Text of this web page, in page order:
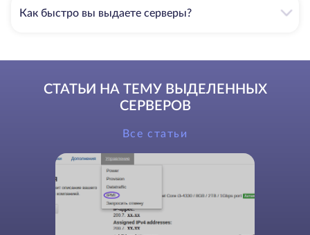
Как быстро вы выдаете серверы?
СТАТЬИ НА ТЕМУ ВЫДЕЛЕННЫХ
СЕРВЕРОВ
Все статьи